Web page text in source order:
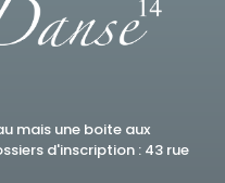
mais une boite aux
d'inscription : 43 rue